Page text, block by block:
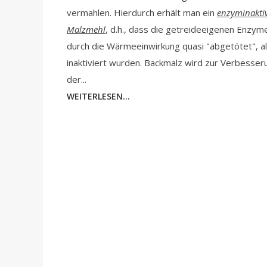
vermahlen. Hierdurch erhält man ein
Malzmehl, d.h., dass die getreideeigenen
durch die Wärmeeinwirkung quasi "abgetötet",
inaktiviert wurden. Backmalz wird zur
der...
WEITERLESEN...